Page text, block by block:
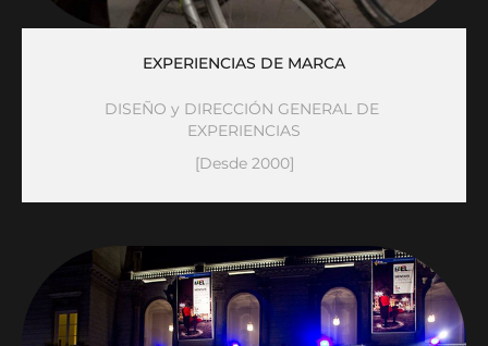
EXPERIENCIAS DE MARCA
DISEÑO y DIRECCIÓN GENERAL DE
EXPERIENCIAS
[Desde 2000]